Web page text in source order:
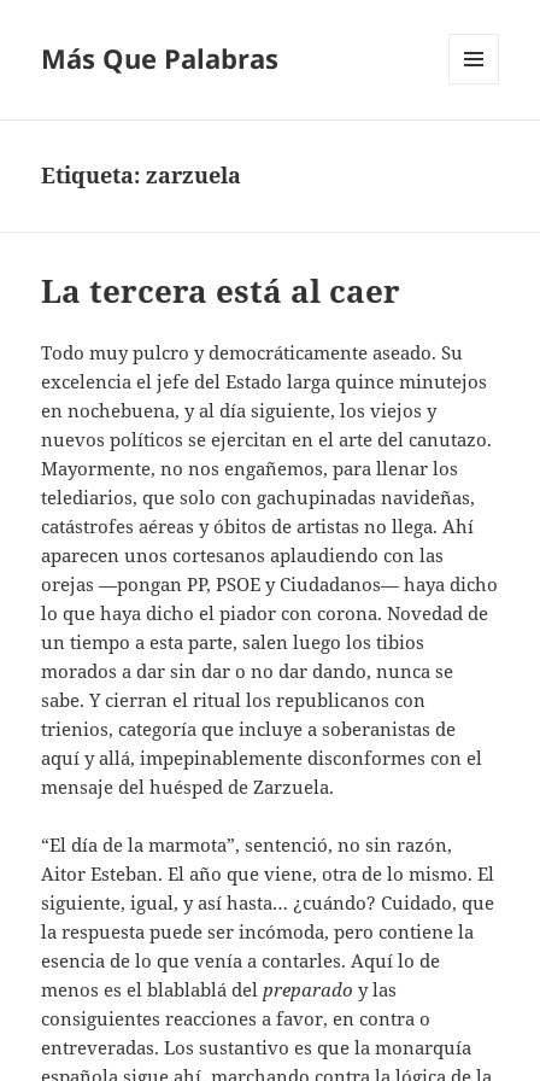
Más Que Palabras
Etiqueta:zarzuela
La tercera está al caer
Todo muy pulcro y democráticamente aseado. Su
excelencia el jefe del Estado larga quince minutejos
en nochebuena, y al día siguiente, los viejos y
nuevos políticos se ejercitan en el arte del canutazo.
Mayormente, no nos engañemos, para llenar los
telediarios, que solo con gachupinadas navideñas,
catástrofes aéreas y óbitos de artistas no llega. Ahí
aparecen unos cortesanos aplaudiendo con las
orejas —pongan PP, PSOE y Ciudadanos— haya dicho
lo que haya dicho el piador con corona. Novedad de
un tiempo a esta parte, salen luego los tibios
morados a dar sin dar o no dar dando, nunca se
sabe. Y cierran el ritual los republicanos con
trienios, categoría que incluye a soberanistas de
aquí y allá, impepinablemente disconformes con el
mensaje del huésped de Zarzuela.
“El día de la marmota”, sentenció, no sin razón,
Aitor Esteban. El año que viene, otra de lo mismo. El
siguiente, igual, y así hasta… ¿cuándo? Cuidado, que
la respuesta puede ser incómoda, pero contiene la
esencia de lo que venía a contarles. Aquí lo de
menos es el blablablá delpreparado y las
consiguientes reacciones a favor, en contra o
entreveradas. Los sustantivo es que la monarquía